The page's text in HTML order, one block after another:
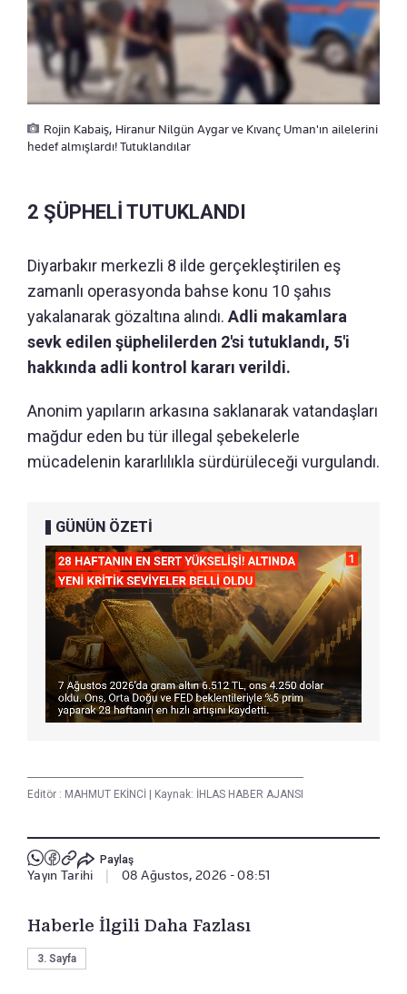
Rojin Kabaiş, Hiranur Nilgün Aygar ve Kıvanç Uman'ın ailelerini
hedef almışlardı! Tutuklandılar
2 ŞÜPHELİ TUTUKLANDI
Diyarbakır merkezli 8 ilde gerçekleştirilen eş
zamanlı operasyonda bahse konu 10 şahıs
yakalanarak gözaltına alındı. Adli makamlara
sevk edilen şüphelilerden 2'si tutuklandı, 5'i
hakkında adli kontrol kararı verildi.
Anonim yapıların arkasına saklanarak vatandaşları
mağdur eden bu tür illegal şebekelerle
mücadelenin kararlılıkla sürdürüleceği vurgulandı.
GÜNÜN ÖZETİ
Editör : MAHMUT EKİNCİ Kaynak: İHLAS HABER AJANSI
Paylaş
Yayın Tarihi 08 Ağustos, 2026 - 08:51
Haberle İlgili Daha Fazlası
3. Sayfa